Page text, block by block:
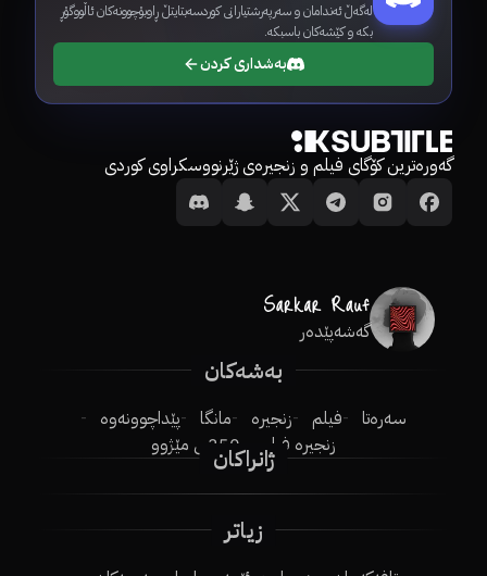
لەگەڵ ئەندامان و سەرپەرشتیارانی کوردسەبتایتڵ ڕاوبۆچوونەکان ئاڵووگۆڕ
بکە و کێشەکان باسبکە.
بەشداری کردن
گەورەترین کۆگای فیلم و زنجیرەی ژێرنووسکراوی کوردی
گەشەپێدەر
بەشەکان
سەرەتا فیلم زنجیرە مانگا
پێداچوونەوە
زنجیرە فیلم
250ـی مێژوو
ژانراکان
زیاتر